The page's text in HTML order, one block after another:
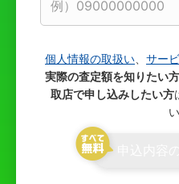
個人情報の取扱い サー
実際の査定額を知りたい
取店で申し込みしたい方
い